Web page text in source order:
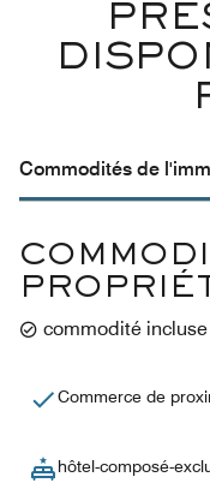
Commodités de
commodité incluse
Commerce de
hôtel-composé-